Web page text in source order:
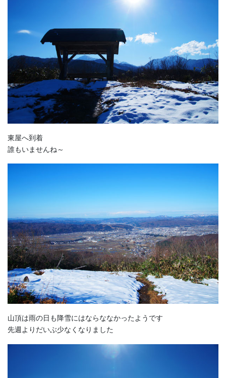
東屋へ到着
誰もいませんね～
山頂は雨の日も降雪にはならななかったようです
先週よりだいぶ少なくなりました